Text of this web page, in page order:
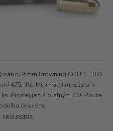
9 mm Browning COURT, 380
475,- Kč. Minimální množství k
Prodej jen s platným ZO! Pouze
českého
celý popis